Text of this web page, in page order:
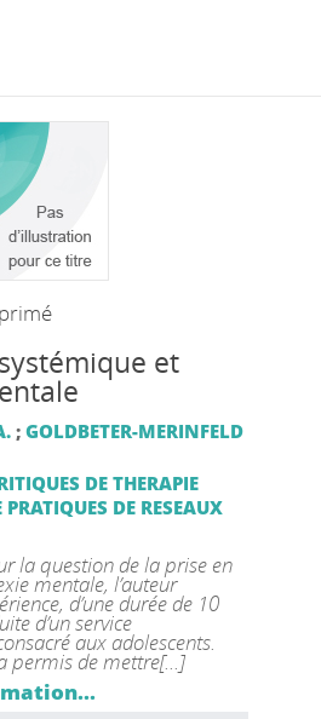
et
; GOLDBETER-MERINFELD
DE THERAPIE
DE RESEAUX
la question de la prise en
mentale, l’auteur
d’une durée de 10
d’un service
aux adolescents.
permis de mettre[...]